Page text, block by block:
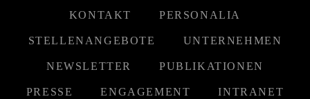
KONTAKT PERSONALIA
STELLENANGEBOTE UNTERNEHMEN
NEWSLETTER PUBLIKATIONEN
PRESSE ENGAGEMENT INTRANET